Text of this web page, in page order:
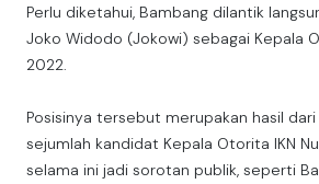
Perlu diketahui, Bambang dilantik
Joko Widodo (Jokowi) sebagai Kepala
2022.
Posisinya tersebut merupakan hasil
sejumlah kandidat Kepala Otorita IKN
selama ini jadi sorotan publik, seperti